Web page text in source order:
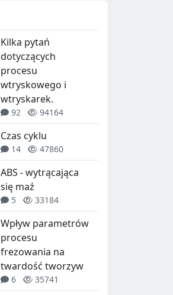
Kilka pytań
dotyczących
procesu
wtryskowego i
wtryskarek.
92 94164
Czas cyklu
14 47860
ABS - wytrącająca
się maź
5 33184
Wpływ parametrów
procesu
frezowania na
twardość tworzyw
6 35741